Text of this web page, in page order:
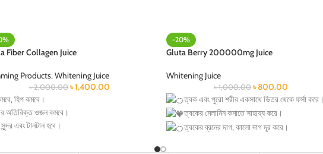
Fiber Collagen Juice
Products,Whitening Juice
৳2,000.00 ৳1,400.00
হিপ কমবে।
অতিরিক্ত ওজন কমবে।
এবং টানটান হবে।
পরিষ্কার হবে ও এসিডিটি কমবে।
-20%
Gluta Berry 200000mg Juice
Whitening Juice
৳1,000.00 ৳800.00
ত্বক এবং পুরো শরীর একসাথে ভিতর থেকে ফর্সা করে।
ত্বকের মেলানিন কমাতে সাহায্য করে।
ত্বকের ব্রনের দাগ, কালো দাগ দূর করে।